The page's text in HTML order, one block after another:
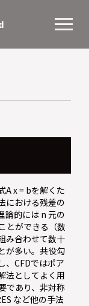
A x = bを解くた
における残差の
論的には n 元の
とができる（数
み合わせて数十
が多い。共役勾
、CFDではポア
法としてよく用
であり、非対称
など他の手法